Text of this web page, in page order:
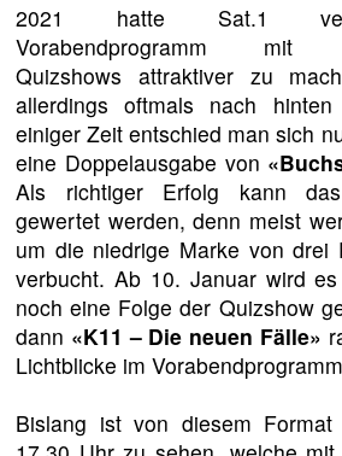
2021 hatte Sat.1
Vorabendprogramm mit
Quizshows attraktiver zu
allerdings oftmals nach
einiger Zeit entschied man sich
eine Doppelausgabe von
Als richtiger Erfolg kann
gewertet werden, denn meist
um die niedrige Marke von drei
verbucht. Ab 10. Januar wird
noch eine Folge der Quizshow
dann «K11 – Die neuen Fälle»
Lichtblicke im
Bislang ist von diesem